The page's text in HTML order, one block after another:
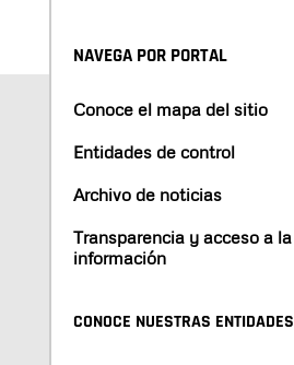
NAVEGA POR PORTAL
Conoce el mapa del sitio
Entidades de control
Archivo de noticias
Transparencia y acceso a la
información
CONOCE NUESTRAS ENTIDADES